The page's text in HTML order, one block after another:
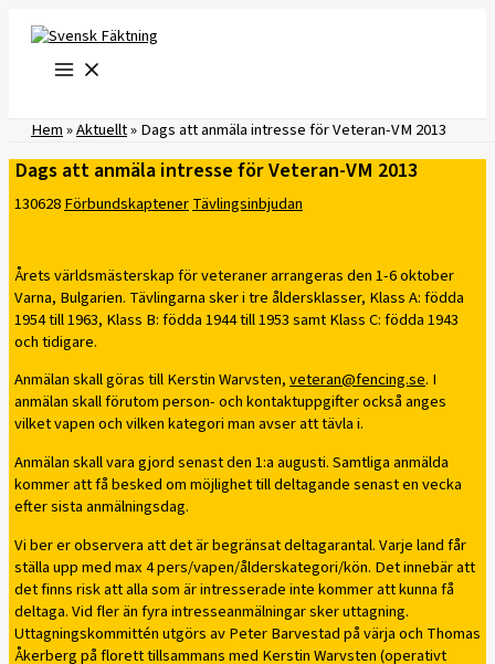
innehåll
Hem»Aktuellt»Dags att anmäla intresse för Veteran-VM 2013
Dags att anmäla intresse för Veteran-VM 2013
130628FörbundskaptenerTävlingsinbjudan
Årets världsmästerskap för veteraner arrangeras den 1-6 oktober
Varna, Bulgarien. Tävlingarna sker i tre åldersklasser, Klass A: födda
1954 till 1963, Klass B: födda 1944 till 1953 samt Klass C: födda 1943
och tidigare.
Anmälan skall göras till Kerstin Warvsten,veteran@fencing.se. I
anmälan skall förutom person- och kontaktuppgifter också anges
vilket vapen och vilken kategori man avser att tävla i.
Anmälan skall vara gjord senast den 1:a augusti. Samtliga anmälda
kommer att få besked om möjlighet till deltagande senast en vecka
efter sista anmälningsdag.
Vi ber er observera att det är begränsat deltagarantal. Varje land får
ställa upp med max 4 pers/vapen/ålderskategori/kön. Det innebär att
det finns risk att alla som är intresserade inte kommer att kunna få
deltaga. Vid fler än fyra intresseanmälningar sker uttagning.
Uttagningskommittén utgörs av Peter Barvestad på värja och Thomas
Åkerberg på florett tillsammans med Kerstin Warvsten (operativt